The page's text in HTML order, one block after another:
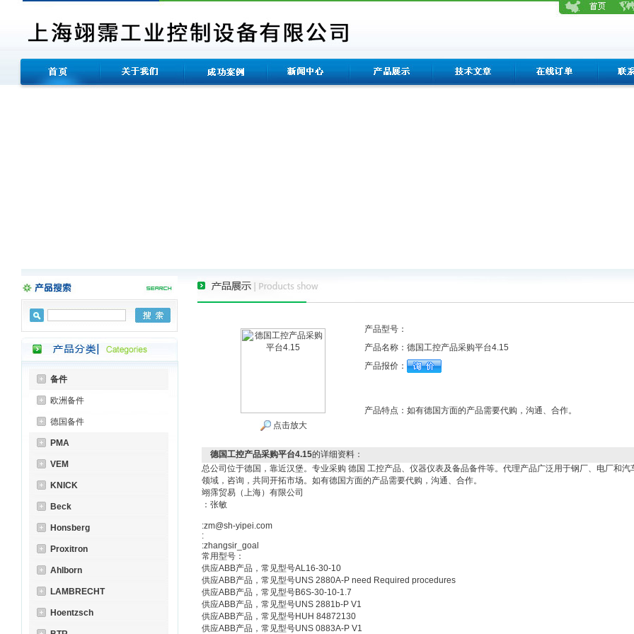
备件
欧洲备件
德国备件
PMA
VEM
KNICK
Beck
Honsberg
Proxitron
Ahlborn
LAMBRECHT
Hoentzsch
点击放大
产品型号：
产品名称： 德国工控产品采购平台4.15
产品报价：
产品特点： 如有德国方面的产品需要代购，沟通、合作。
德国工控产品采购平台4.15的详细资料：
总公司位于德国，靠近汉堡。专业采购 德国 工控产品、仪器仪表及备品备件等。代理产品广泛用于钢厂、电厂和汽
领域，咨询，共同开拓市场。如有德国方面的产品需要代购，沟通、合作。
翊霈贸易（上海）有限公司
：张敏
:zm@sh-yipei.com
:
:zhangsir_goal
常用型号：
供应ABB产品，常见型号AL16-30-10
供应ABB产品，常见型号UNS 2880A-P need Required procedures
供应ABB产品，常见型号B6S-30-10-1.7
供应ABB产品，常见型号UNS 2881b-P V1
供应ABB产品，常见型号HUH 84872130
供应ABB产品，常见型号UNS 0883A-P V1